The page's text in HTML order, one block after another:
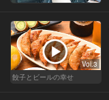
Vol.3
餃子とビールの幸せ